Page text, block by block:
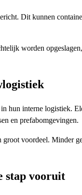
Dit kunnen
worden
hun interne logistiek.
en prefabomgevingen.
voordeel. Minder
stap vooruit